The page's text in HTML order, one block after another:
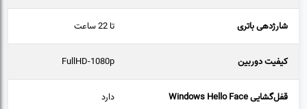
شارژدهی باتری تا 22 ساعت
کیفیت دوربین FullHD-1080p
قفل‌گشایی Windows Hello Face دارد